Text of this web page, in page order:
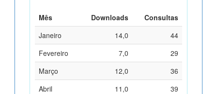
Mês Downloads
Consultas
Janeiro
14,0
44
Fevereiro
7,0
29
Março
12,0
36
Abril
11,0
39